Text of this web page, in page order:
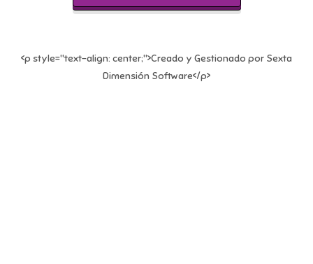
<p style="text-align: center;">Creado y Gestionado por Sexta
Dimensión Software</p>